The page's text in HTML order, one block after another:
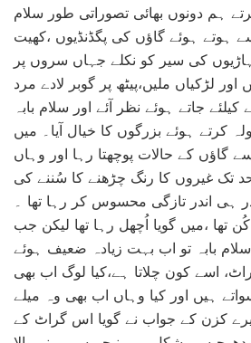
ہم دونوں بھائی تصوراتی طور سلام
ہوتے ہوئے گاؤں کی پگڈنڈیوں ،کھیت
کی سیر کو نکلے جہاں سروں پر
اور لڑکیاں ملیں،پیٹھ پر گوبر لادے مرد
کیلئے جاتے ہوئے نظر آئے اور سلام بابہ
کرتے ہوئے بزرگوں کا خیال آیا۔ میں
گاؤں کے حالات پوچھتا رہا اور وہاں
تک غیروں کا رنگ چڑھنے کا سُننے کی
ہی اندر تازگی محسوس کر رہا تھا ۔
تھا ،میں گویا اُچھل رہا تھا لیکن جب
بابہ تو اب بہت زیادہ ضعیف ہوئے
اسے کون چلاتا ہے،کیا لوگ اب بھی
ہیں اور کیا وہاں اب بھی وہ میلے
کزن کے جواب نے گویا اس گراٹ کے